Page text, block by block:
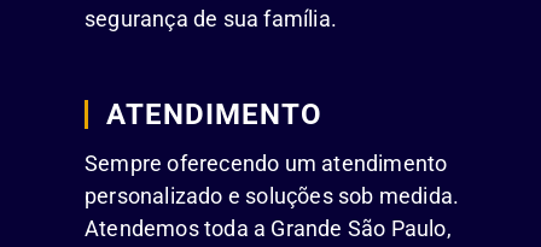
segurança de sua família.
ATENDIMENTO
Sempre oferecendo um atendimento
personalizado e soluções sob medida.
Atendemos toda a Grande São Paulo,